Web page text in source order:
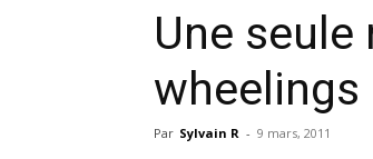
Une
wheelings
Par Sylvain R - 9 mars, 2011